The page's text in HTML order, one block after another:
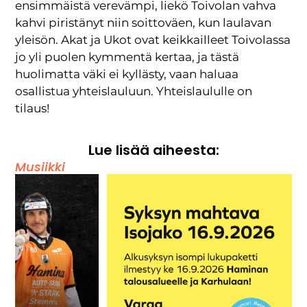
ensimmäistä verevämpi, liekö Toivolan vahva
kahvi piristänyt niin soittoväen, kun laulavan
yleisön. Akat ja Ukot ovat keikkailleet Toivolassa
jo yli puolen kymmentä kertaa, ja tästä
huolimatta väki ei kyllästy, vaan haluaa
osallistua yhteislauluun. Yhteislaululle on
tilaus!
Lue lisää aiheesta:
Musiikki